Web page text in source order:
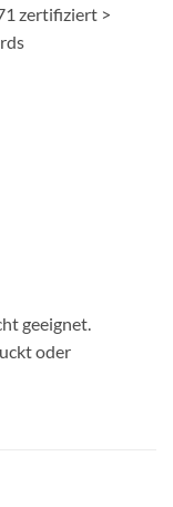
zertifiziert >
geeignet.
oder